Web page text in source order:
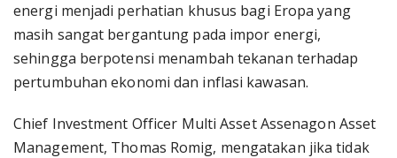
energi menjadi perhatian khusus bagi Eropa yang
masih sangat bergantung pada impor energi,
sehingga berpotensi menambah tekanan terhadap
pertumbuhan ekonomi dan inflasi kawasan.
Chief Investment Officer Multi Asset Assenagon Asset
Management, Thomas Romig, mengatakan jika tidak